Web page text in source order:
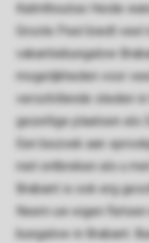
Kalmthoutse Heide
Groote Peel biedt veel
vakantiebungalow
mogelijkheden voor
verschillende steden
gezellige plaatsen als
Een bezoek aan
niet ontbreken als u
Brabant is ook erg
Neem uw eigen
bungalow in Brabant.